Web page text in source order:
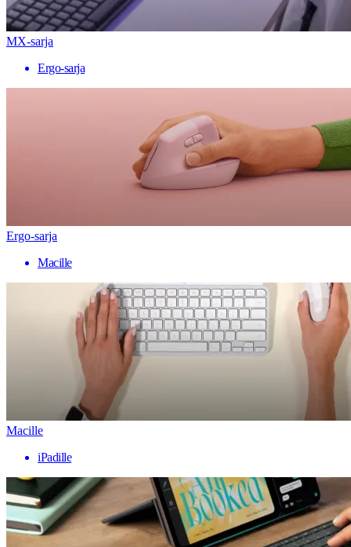
MX-sarja
Ergo-sarja
Ergo-sarja
Macille
Macille
iPadille